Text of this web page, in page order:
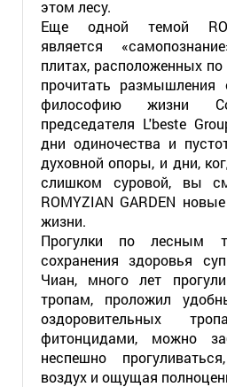
этом лесу.
Еще одной темой
является
плитах, расположенных
прочитать размышления
философию жизни
председателя L'beste
дни одиночества и
духовной опоры, и дни,
слишком суровой, вы
ROMYZIAN GARDEN
жизни.
Прогулки по лесным
сохранения здоровья
Чиан, много лет
тропам, проложил
оздоровительных
фитонцидами, можно
неспешно
воздух и ощущая